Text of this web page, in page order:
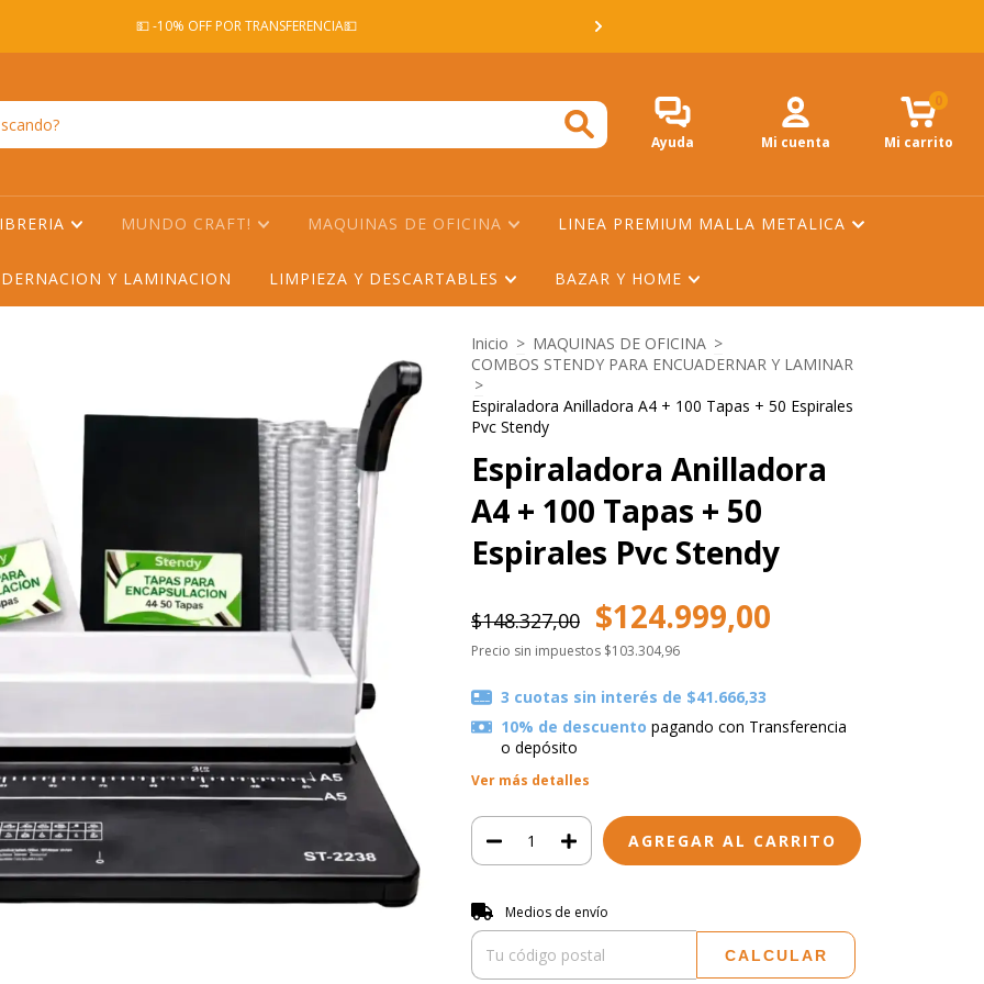
💵 -10% OFF POR TRANSFERENCIA💵
Ayuda Mi cuenta Mi carrito
0
MUNDO CRAFT! MAQUINAS DE OFICINA LINEA PREMIUM MALLA METALICA
Y LAMINACION LIMPIEZA Y DESCARTABLES BAZAR Y HOME
Inicio > MAQUINAS DE OFICINA >
COMBOS STENDY PARA ENCUADERNAR Y LAMINAR
>
Espiraladora Anilladora A4 + 100 Tapas + 50 Espirales
Pvc Stendy
Espiraladora Anilladora
A4 + 100 Tapas + 50
Espirales Pvc Stendy
$148.327,00 $124.999,00
Precio sin impuestos $103.304,96
3 cuotas sin interés de $41.666,33
10% de descuento pagando con Transferencia
o depósito
Ver más detalles
Entregas para el CP:
Medios de envío
CALCULAR